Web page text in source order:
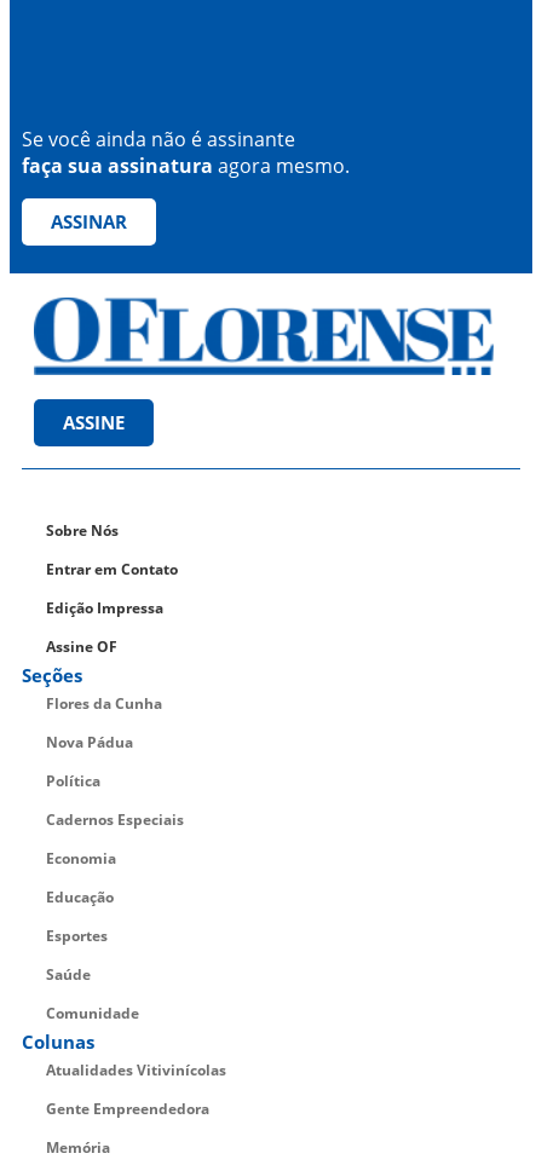
Se você ainda não é assinante
faça sua assinatura agora mesmo.
ASSINAR
ASSINE
Sobre Nós
Entrar em Contato
Edição Impressa
Assine OF
Seções
Flores da Cunha
Nova Pádua
Política
Cadernos Especiais
Economia
Educação
Esportes
Saúde
Comunidade
Colunas
Atualidades Vitivinícolas
Gente Empreendedora
Memória